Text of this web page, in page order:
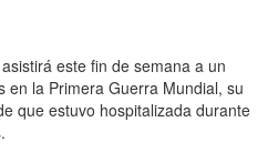
este fin de semana a un
en la Primera Guerra Mundial, su
que estuvo hospitalizada durante